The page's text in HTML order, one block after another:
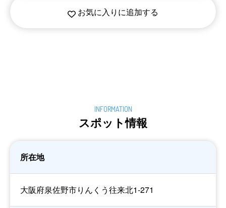
お気に入りに追加する
スポット情報
所在地
大阪府泉佐野市りんくう往来北1-271